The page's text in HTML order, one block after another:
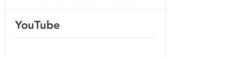
YouTube